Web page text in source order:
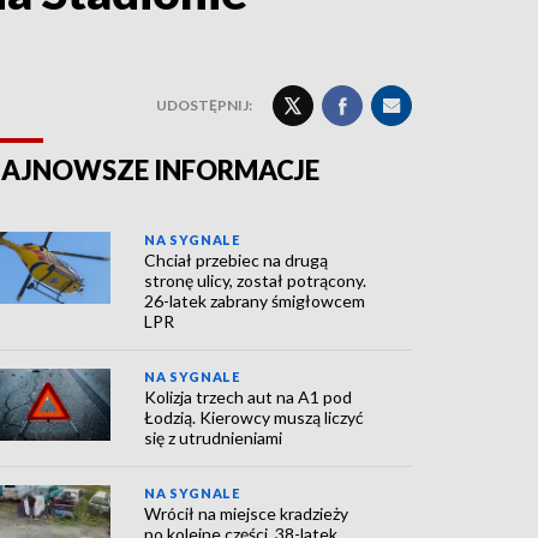
UDOSTĘPNIJ:
INFORMACJE
NA SYGNALE
Chciał przebiec na drugą
stronę ulicy, został potrącony.
26-latek zabrany śmigłowcem
LPR
NA SYGNALE
Kolizja trzech aut na A1 pod
Łodzią. Kierowcy muszą liczyć
się z utrudnieniami
NA SYGNALE
Wrócił na miejsce kradzieży
po kolejne części. 38-latek